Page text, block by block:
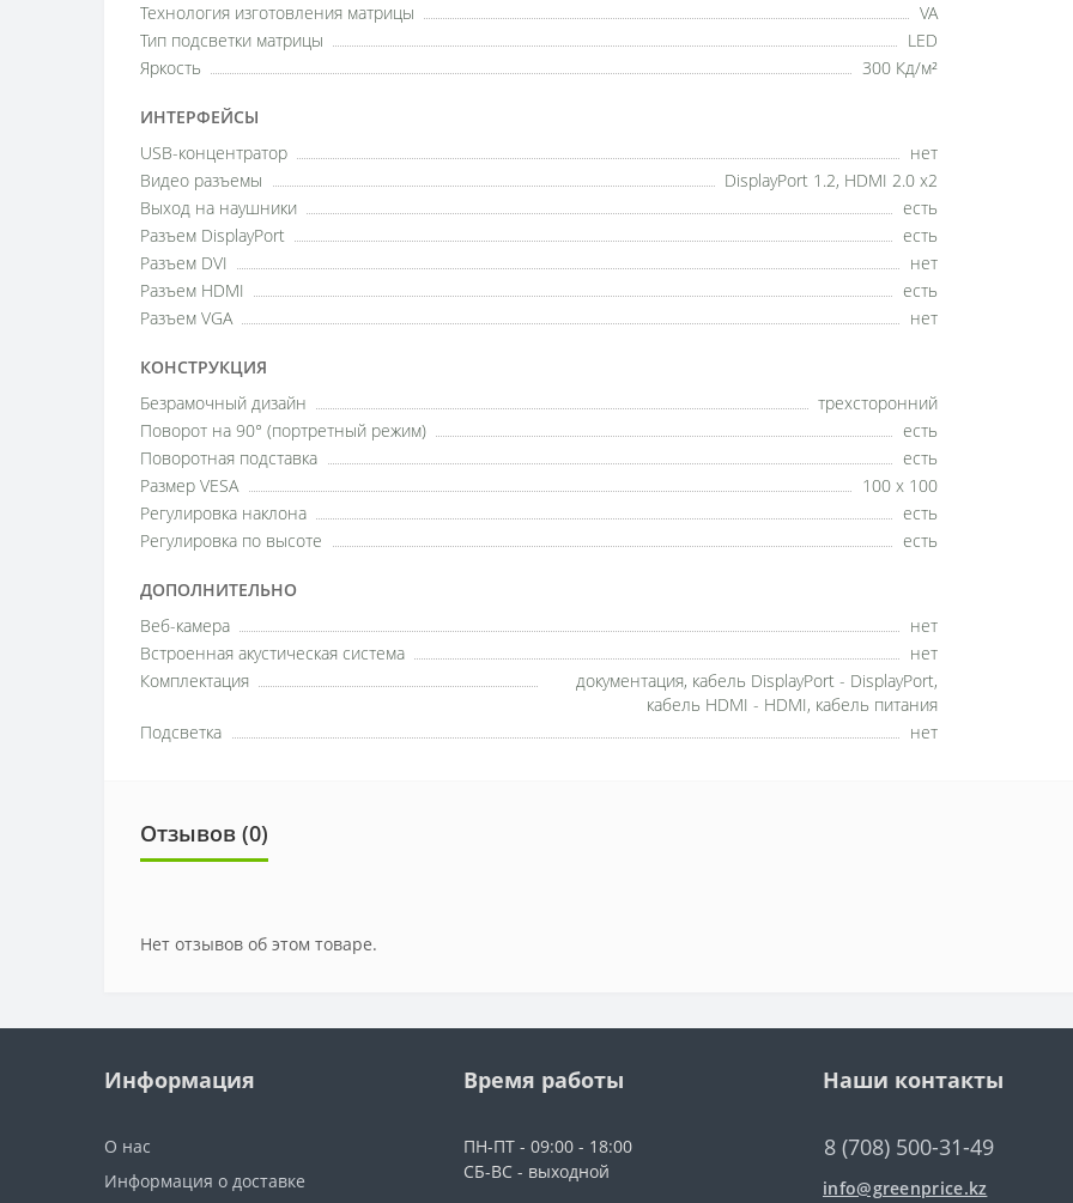
Технология изготовления матрицы
VA
Тип подсветки матрицы
LED
Яркость
300 Кд/м²
ИНТЕРФЕЙСЫ
USB-концентратор
нет
Видео разъемы
DisplayPort 1.2, HDMI 2.0 x2
Выход на наушники
есть
Разъем DisplayPort
есть
Разъем DVI
нет
Разъем HDMI
есть
Разъем VGA
нет
КОНСТРУКЦИЯ
Безрамочный дизайн
трехсторонний
Поворот на 90° (портретный режим)
есть
Поворотная подставка
есть
Размер VESA
100 x 100
Регулировка наклона
есть
Регулировка по высоте
есть
ДОПОЛНИТЕЛЬНО
Веб-камера
нет
Встроенная акустическая система
нет
Комплектация
документация, кабель DisplayPort - DisplayPort,
кабель HDMI - HDMI, кабель питания
Подсветка
нет
Отзывов (0)
Нет отзывов об этом товаре.
Информация
О нас
Информация о доставке
Время работы
ПН-ПТ - 09:00 - 18:00
СБ-ВС - выходной
Наши контакты
8 (708) 500-31-49
info@greenprice.kz